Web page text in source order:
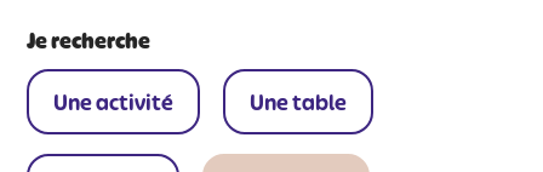
Je recherche
Une activité Une table